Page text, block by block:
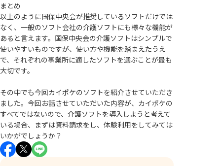
まとめ
以上のように国保中央会が推奨しているソフトだけでは
なく、一般のソフト会社の介護ソフトにも様々な機能が
あると言えます。国保中央会の介護ソフトはシンプルで
使いやすいものですが、使い方や機能を踏まえたうえ
で、それぞれの事業所に適したソフトを選ぶことが最も
大切です。
その中でも今回カイポケのソフトを紹介させていただき
ました。今回お話させていただいた内容が、カイポケの
すべてではないので、介護ソフトを導入しようと考えて
いる場合、まずは資料請求をし、体験利用をしてみては
いかがでしょうか？